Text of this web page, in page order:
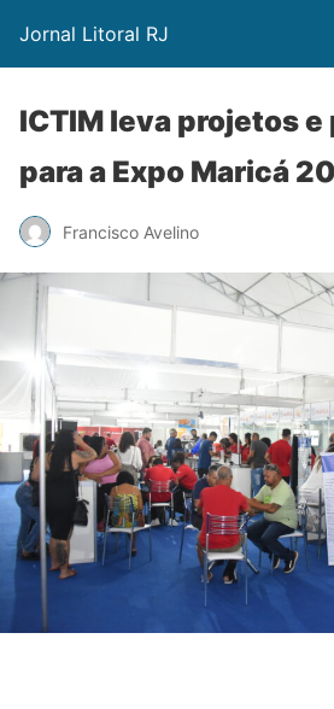
Jornal Litoral RJ
ICTIM leva projetos
para a Expo Maricá
Francisco Avelino